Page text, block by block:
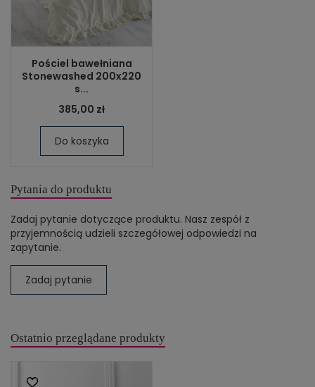
Pościel bawełniana
Stonewashed 200x220
s...
385,00 zł
Do koszyka
Pytania do produktu
Zadaj pytanie dotyczące produktu. Nasz zespół z
przyjemnością udzieli szczegółowej odpowiedzi na
zapytanie.
Zadaj pytanie
Ostatnio przeglądane produkty